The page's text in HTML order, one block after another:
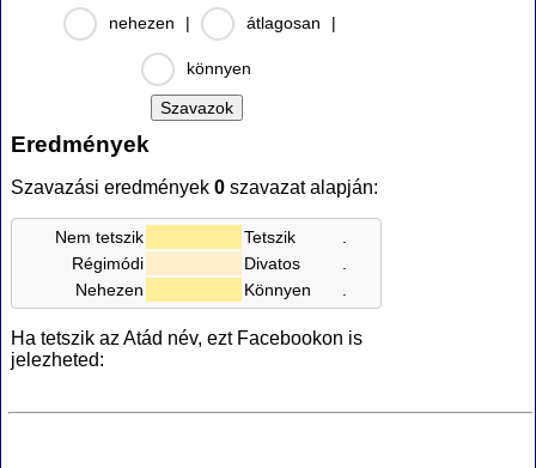
nehezen
| átlagosan |
könnyen
Eredmények
Szavazási eredmények 0 szavazat alapján:
Nem tetszik Tetszik
Régimódi
Divatos
Nehezen
Könnyen
Ha tetszik az Atád név, ezt Facebookon is
jelezheted: